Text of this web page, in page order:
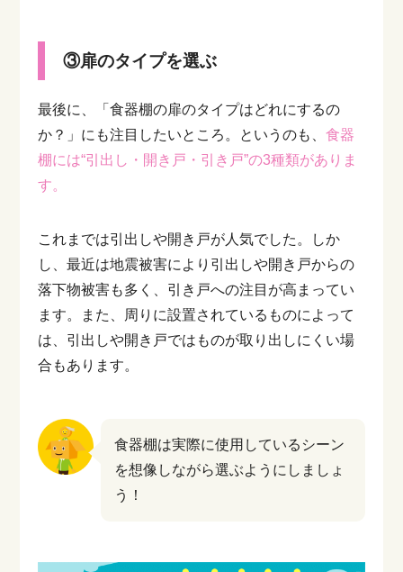
③扉のタイプを選ぶ
最後に、「食器棚の扉のタイプはどれにするの
か？」にも注目したいところ。というのも、食器
棚には“引出し・開き戸・引き戸”の3種類がありま
す。
これまでは引出しや開き戸が人気でした。しか
し、最近は地震被害により引出しや開き戸からの
落下物被害も多く、引き戸への注目が高まってい
ます。また、周りに設置されているものによって
は、引出しや開き戸ではものが取り出しにくい場
合もあります。
食器棚は実際に使用しているシーン
を想像しながら選ぶようにしましょ
う！